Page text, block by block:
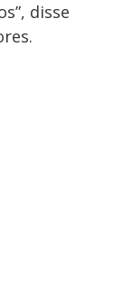
disse